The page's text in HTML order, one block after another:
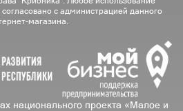
с администрацией данного
магазина.
национального проекта «Малое и